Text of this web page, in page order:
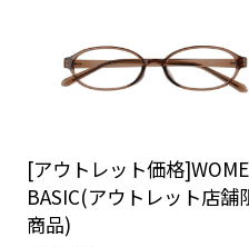
トは
こちら
、保証期間は初期の期間から
ために、定期的な視
す。
へ＞
購入して、
選びいただくと、実店舗で
[アウトレット価格
BASIC(アウトレット店舗
商品)